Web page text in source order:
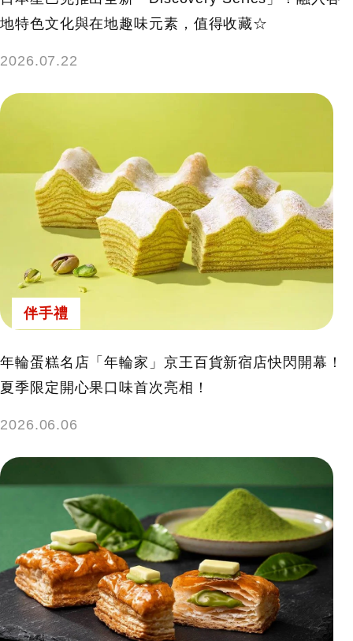
地特色文化與在地趣味元素，值得收藏☆
2026.07.22
伴手禮
年輪蛋糕名店「年輪家」京王百貨新宿店快閃開幕！
夏季限定開心果口味首次亮相！
2026.06.06